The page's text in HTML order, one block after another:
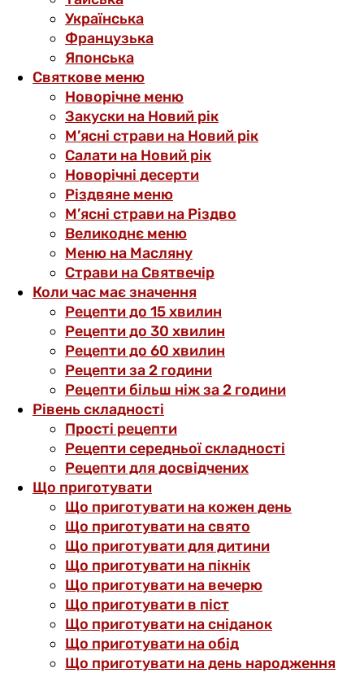
Українська
Французька
Японська
Святкове меню
Новорічне меню
Закуски на Новий рік
М’ясні страви на Новий рік
Салати на Новий рік
Новорічні десерти
Різдвяне меню
М’ясні страви на Різдво
Великоднє меню
Меню на Масляну
Страви на Святвечір
Коли час має значення
Рецепти до 15 хвилин
Рецепти до 30 хвилин
Рецепти до 60 хвилин
Рецепти за 2 години
Рецепти більш ніж за 2 години
Рівень складності
Прості рецепти
Рецепти середньої складності
Рецепти для досвідчених
Що приготувати
Що приготувати на кожен день
Що приготувати на свято
Що приготувати для дитини
Що приготувати на пікнік
Що приготувати на вечерю
Що приготувати в піст
Що приготувати на сніданок
Що приготувати на обід
Що приготувати на день народження